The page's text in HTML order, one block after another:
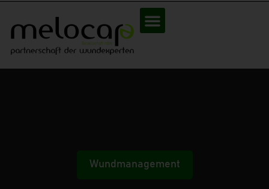
Wundmanagement